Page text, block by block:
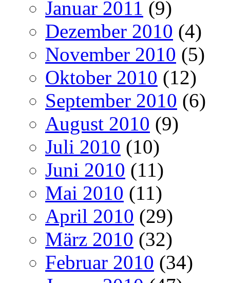
Januar 2011 (9)
Dezember 2010 (4)
November 2010 (5)
Oktober 2010 (12)
September 2010 (6)
August 2010 (9)
Juli 2010 (10)
Juni 2010 (11)
Mai 2010 (11)
April 2010 (29)
März 2010 (32)
Februar 2010 (34)